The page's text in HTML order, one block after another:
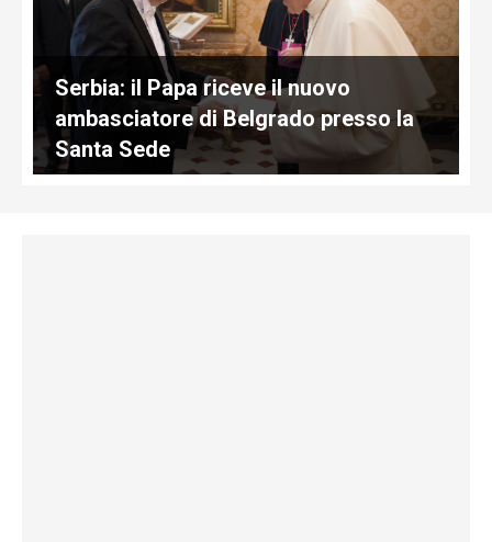
Serbia: il Papa riceve il nuovo
ambasciatore di Belgrado presso la
Santa Sede